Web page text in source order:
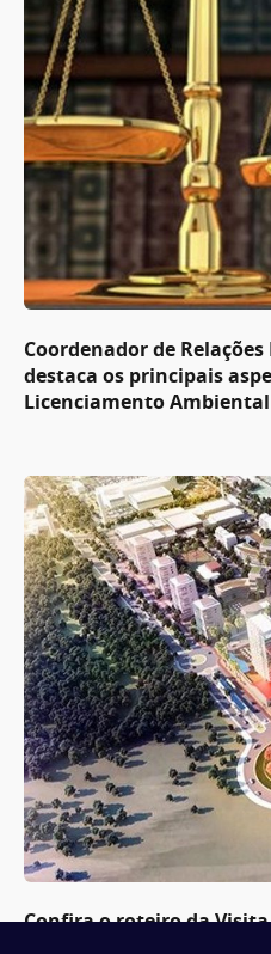
Coordenador de
destaca os principais
Licenciamento Ambiental
Confira o roteiro da Visita